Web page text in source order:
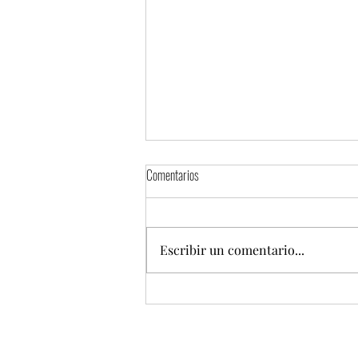
Torta Fest 2026 presentará una mega
Comentarios
Escribir un comentario...